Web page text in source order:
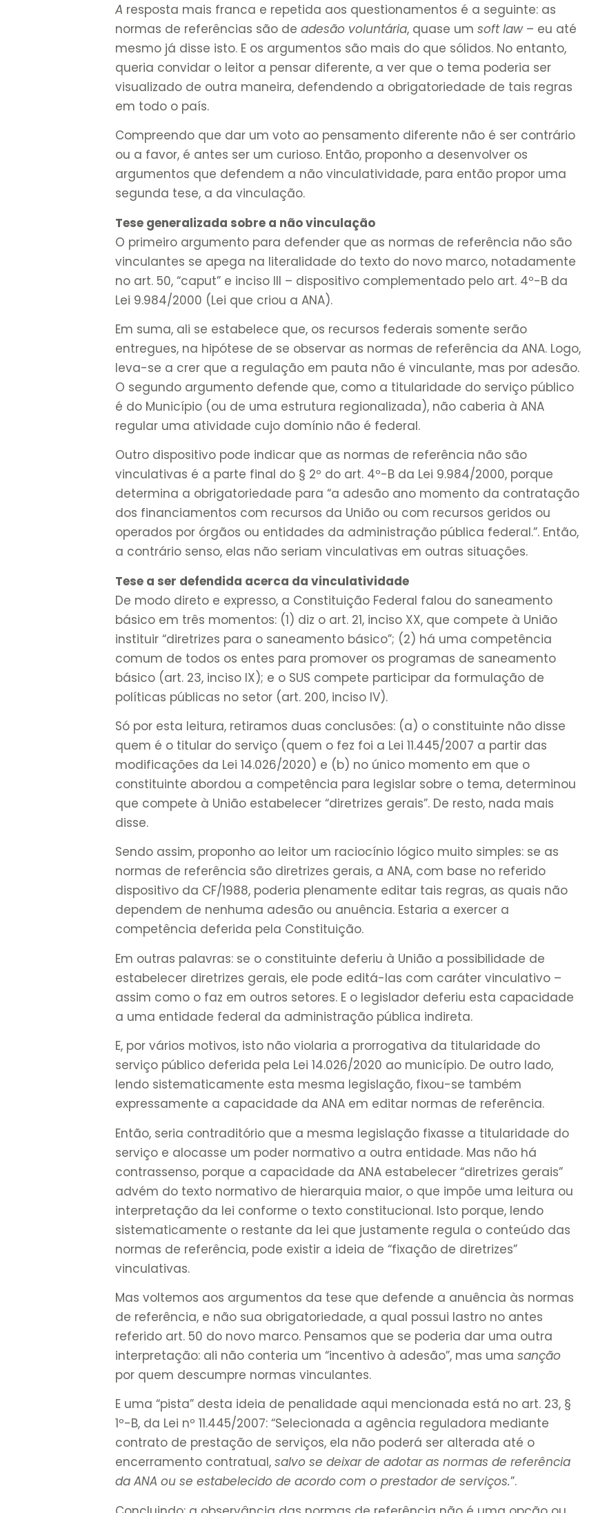
A resposta mais franca e repetida aos questionamentos é a seguinte: as
normas de referências são deadesão voluntária, quase umsoft law– eu até
mesmo já disse isto. E os argumentos são mais do que sólidos. No entanto,
queria convidar o leitor a pensar diferente, a ver que o tema poderia ser
visualizado de outra maneira, defendendo a obrigatoriedade de tais regras
em todo o país.
Compreendo que dar um voto ao pensamento diferente não é ser contrário
ou a favor, é antes ser um curioso. Então, proponho a desenvolver os
argumentos que defendem a não vinculatividade, para então propor uma
segunda tese, a da vinculação.
Tese generalizada sobre a não vinculação
O primeiro argumento para defender que as normas de referência não são
vinculantes se apega na literalidade do texto do novo marco, notadamente
no art. 50, “caput” e inciso III – dispositivo complementado pelo art. 4º-B da
Lei 9.984/2000 (Lei que criou a ANA).
Em suma, ali se estabelece que, os recursos federais somente serão
entregues, na hipótese de se observar as normas de referência da ANA. Logo,
leva-se a crer que a regulação em pauta não é vinculante, mas por adesão.
O segundo argumento defende que, como a titularidade do serviço público
é do Município (ou de uma estrutura regionalizada), não caberia à ANA
regular uma atividade cujo domínio não é federal.
Outro dispositivo pode indicar que as normas de referência não são
vinculativas é a parte final do § 2º do art. 4º-B da Lei 9.984/2000, porque
determina a obrigatoriedade para “a adesão ano momento da contratação
dos financiamentos com recursos da União ou com recursos geridos ou
operados por órgãos ou entidades da administração pública federal.”. Então,
a contrário senso, elas não seriam vinculativas em outras situações.
Tese a ser defendida acerca da vinculatividade
De modo direto e expresso, a Constituição Federal falou do saneamento
básico em três momentos: (1) diz o art. 21, inciso XX, que compete à União
instituir “diretrizes para o saneamento básico”; (2) há uma competência
comum de todos os entes para promover os programas de saneamento
básico (art. 23, inciso IX); e o SUS compete participar da formulação de
políticas públicas no setor (art. 200, inciso IV).
Só por esta leitura, retiramos duas conclusões: (a) o constituinte não disse
quem é o titular do serviço (quem o fez foi a Lei 11.445/2007 a partir das
modificações da Lei 14.026/2020) e (b) no único momento em que o
constituinte abordou a competência para legislar sobre o tema, determinou
que compete à União estabelecer “diretrizes gerais”. De resto, nada mais
disse.
Sendo assim, proponho ao leitor um raciocínio lógico muito simples: se as
normas de referência são diretrizes gerais, a ANA, com base no referido
dispositivo da CF/1988, poderia plenamente editar tais regras, as quais não
dependem de nenhuma adesão ou anuência. Estaria a exercer a
competência deferida pela Constituição.
Em outras palavras: se o constituinte deferiu à União a possibilidade de
estabelecer diretrizes gerais, ele pode editá-las com caráter vinculativo –
assim como o faz em outros setores. E o legislador deferiu esta capacidade
a uma entidade federal da administração pública indireta.
E, por vários motivos, isto não violaria a prorrogativa da titularidade do
serviço público deferida pela Lei 14.026/2020 ao município. De outro lado,
lendo sistematicamente esta mesma legislação, fixou-se também
expressamente a capacidade da ANA em editar normas de referência.
Então, seria contraditório que a mesma legislação fixasse a titularidade do
serviço e alocasse um poder normativo a outra entidade. Mas não há
contrassenso, porque a capacidade da ANA estabelecer “diretrizes gerais”
advém do texto normativo de hierarquia maior, o que impõe uma leitura ou
interpretação da lei conforme o texto constitucional. Isto porque, lendo
sistematicamente o restante da lei que justamente regula o conteúdo das
normas de referência, pode existir a ideia de “fixação de diretrizes”
vinculativas.
Mas voltemos aos argumentos da tese que defende a anuência às normas
de referência, e não sua obrigatoriedade, a qual possui lastro no antes
referido art. 50 do novo marco. Pensamos que se poderia dar uma outra
interpretação: ali não conteria um “incentivo à adesão”, mas umasanção
por quem descumpre normas vinculantes.
E uma “pista” desta ideia de penalidade aqui mencionada está no art. 23, §
1º-B, da Lei nº 11.445/2007: “Selecionada a agência reguladora mediante
contrato de prestação de serviços, ela não poderá ser alterada até o
encerramento contratual,salvo se deixar de adotar as normas de referência
da ANA ou se estabelecido de acordo com o prestador de serviços.”.